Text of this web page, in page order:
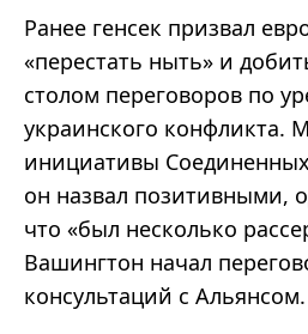
Ранее генсек призвал
«перестать ныть» и
столом переговоров по
украинского конфликта.
инициативы
он назвал позитивными,
что «был несколько
Вашингтон начал
консультаций с Альянсом.